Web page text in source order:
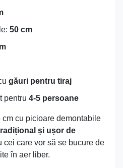
50 cm
găuri pentru tiraj
pentru 4-5 persoane
cu picioare demontabile
și ușor de
cei care vor să se bucure de
în aer liber.